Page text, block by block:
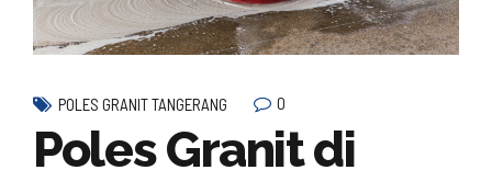
POLES GRANIT TANGERANG 0
Poles Granit di